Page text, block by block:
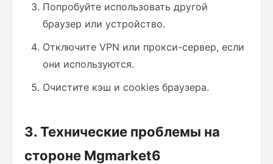
Попробуйте использовать другой
браузер или устройство.
Отключите VPN или прокси-сервер, если
они используются.
Очистите кэш и cookies браузера.
3. Технические проблемы на
стороне Mgmarket6